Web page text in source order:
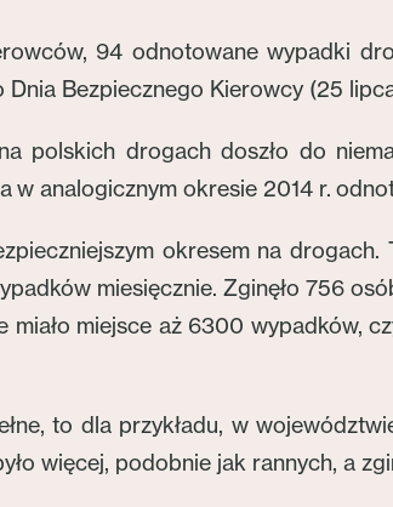
94 odnotowane wypadki
Bezpiecznego Kierowcy (25
polskich drogach doszło do
w analogicznym okresie 2014 r.
okresem na
miesięcznie. Zginęło 756
miało miejsce aż 6300 wypadków,
to dla przykładu, w
więcej, podobnie jak rannych, a